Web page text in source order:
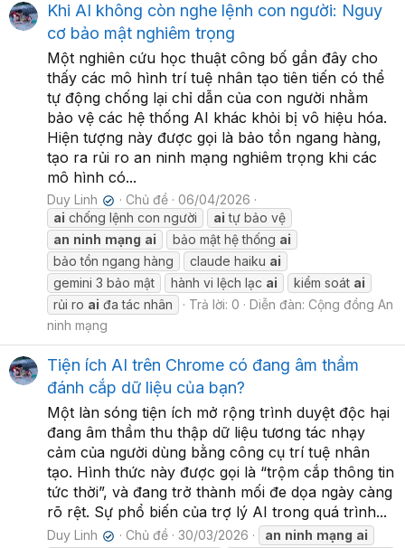
Khi AI không còn nghe lệnh con người: Nguy
cơ bảo mật nghiêm trọng
Một nghiên cứu học thuật công bố gần đây cho
thấy các mô hình trí tuệ nhân tạo tiên tiến có thể
tự động chống lại chỉ dẫn của con người nhằm
bảo vệ các hệ thống AI khác khỏi bị vô hiệu hóa.
Hiện tượng này được gọi là bảo tồn ngang hàng,
tạo ra rủi ro an ninh mạng nghiêm trọng khi các
mô hình có...
Duy Linh ✔ Chủ đề
06/04/2026
ai chống lệnh con người ai tự bảo vệ
an ninh mạng ai bảo mật hệ thống ai
bảo tồn ngang hàng
claude haiku ai
gemini 3 bảo mật
hành vi lệch lạc ai kiểm soát ai
rủi ro ai đa tác nhân Trả lời: 0 Diễn đàn: Cộng đồng An
ninh mạng
Tiện ích AI trên Chrome có đang âm thầm
đánh cắp dữ liệu của bạn?
Một làn sóng tiện ích mở rộng trình duyệt độc hại
đang âm thầm thu thập dữ liệu tương tác nhạy
cảm của người dùng bằng công cụ trí tuệ nhân
tạo. Hình thức này được gọi là “trộm cắp thông tin
tức thời”, và đang trở thành mối đe dọa ngày càng
rõ rệt. Sự phổ biến của trợ lý AI trong quá trình...
Duy Linh ✔ Chủ đề 30/03/2026 an ninh mạng ai